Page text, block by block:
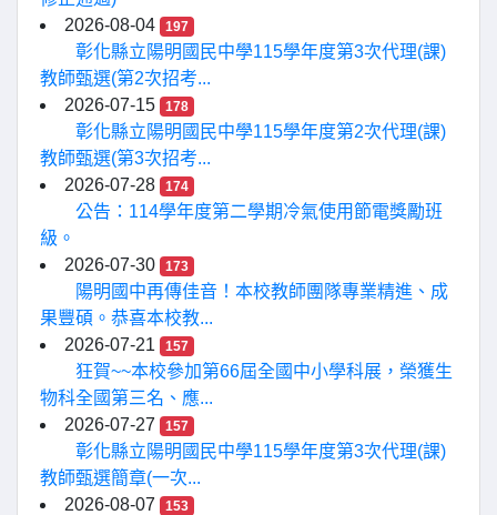
2026-08-04
197
彰化縣立陽明國民中學115學年度第3次代理(課)
教師甄選(第2次招考...
2026-07-15
178
彰化縣立陽明國民中學115學年度第2次代理(課)
教師甄選(第3次招考...
2026-07-28
174
公告：114學年度第二學期冷氣使用節電獎勵班
級。
2026-07-30
173
陽明國中再傳佳音！本校教師團隊專業精進、成
果豐碩。恭喜本校教...
2026-07-21
157
狂賀~~本校參加第66屆全國中小學科展，榮獲生
物科全國第三名、應...
2026-07-27
157
彰化縣立陽明國民中學115學年度第3次代理(課)
教師甄選簡章(一次...
2026-08-07
153